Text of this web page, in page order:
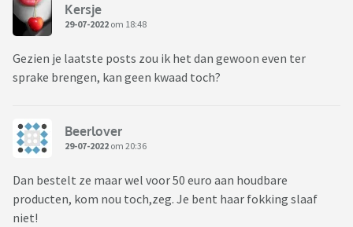
Kersje
29-07-2022 om 18:48
Gezien je laatste posts zou ik het dan gewoon even ter
sprake brengen, kan geen kwaad toch?
Beerlover
29-07-2022 om 20:36
Dan bestelt ze maar wel voor 50 euro aan houdbare
producten, kom nou toch,zeg. Je bent haar fokking slaaf
niet!